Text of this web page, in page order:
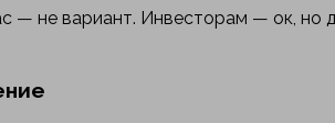
— не вариант. Инвесторам — ок, но